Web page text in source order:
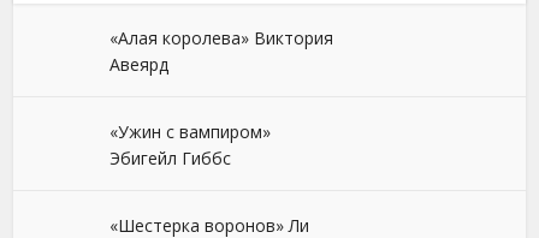
«Алая королева» Виктория
Авеярд
«Ужин с вампиром»
Эбигейл Гиббс
«Шестерка воронов» Ли